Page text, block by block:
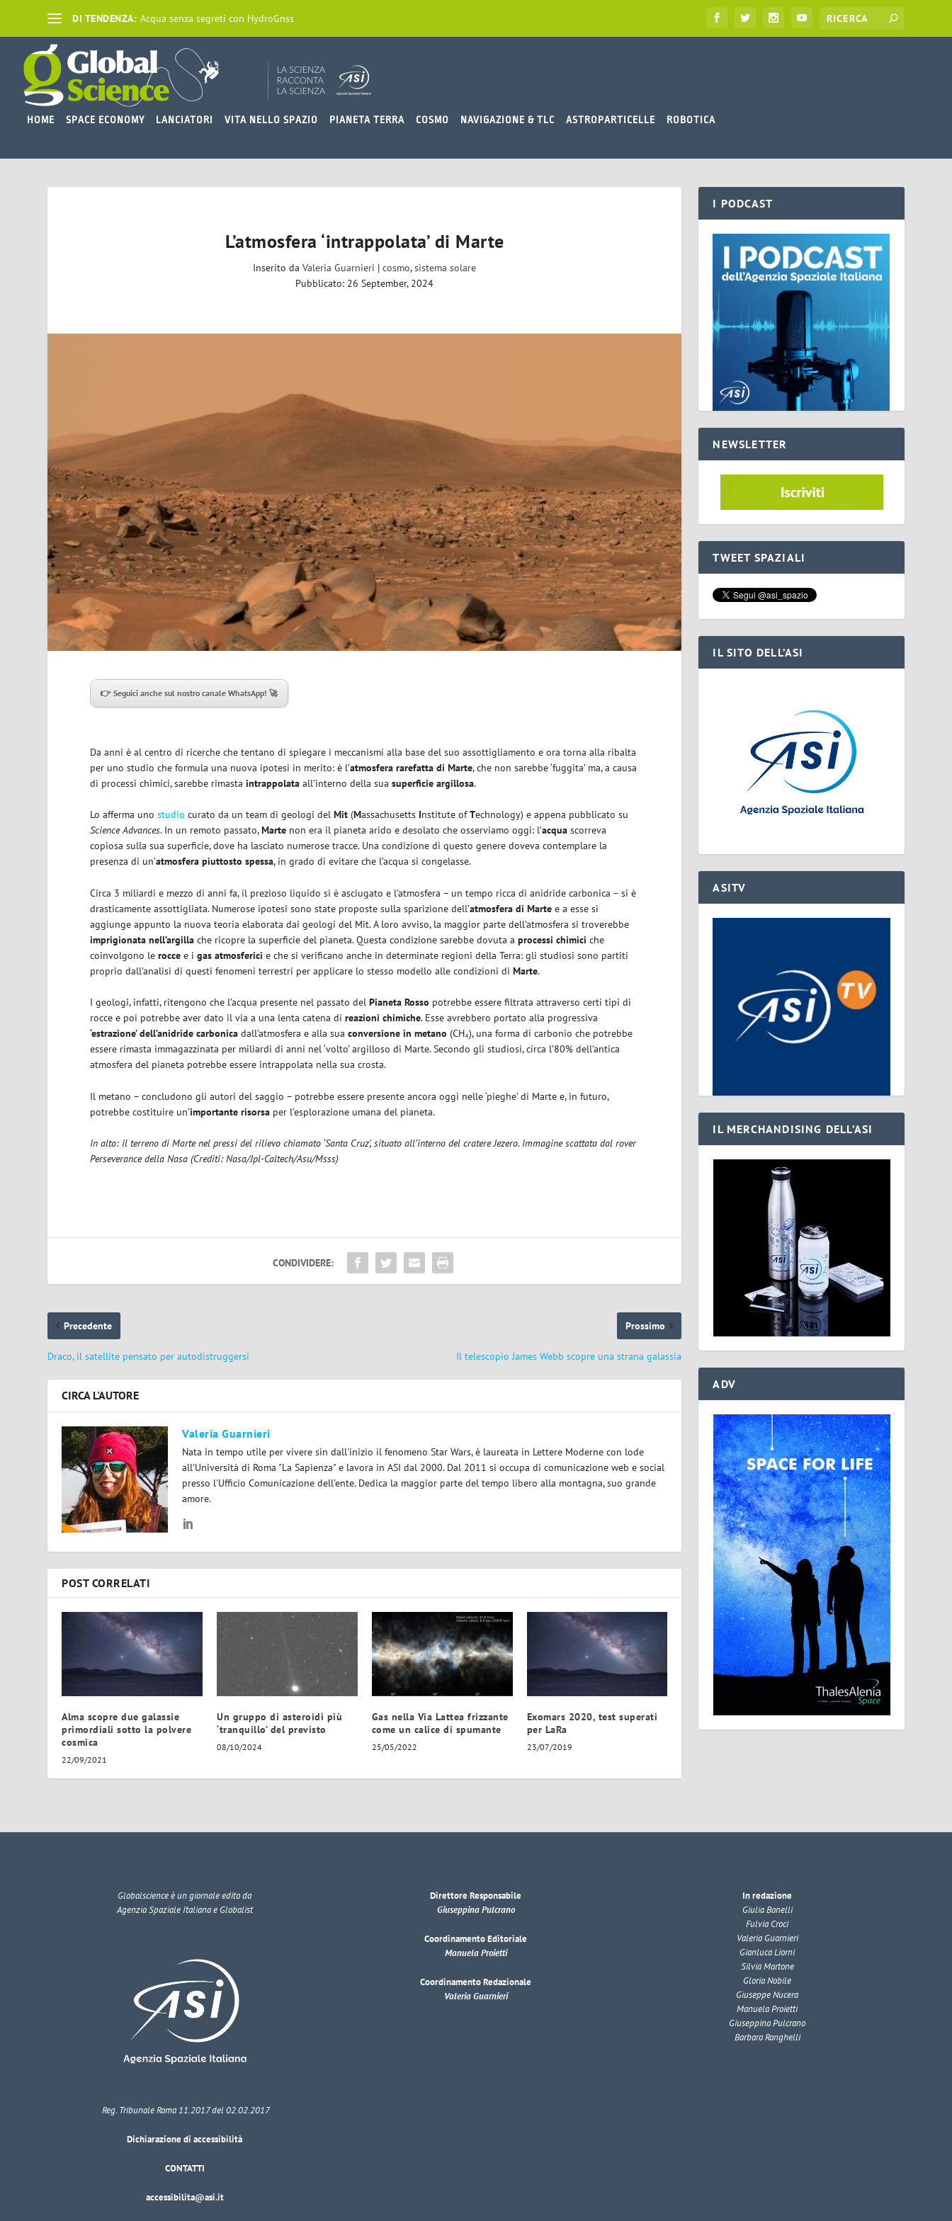
DI TENDENZA: Acqua senza segreti con HydroGnss
HOME SPACE ECONOMY LANCIATORI VITA NELLO SPAZIO PIANETA TERRA COSMO NAVIGAZIONE & TLC ASTROPARTICELLE ROBOTICA
L’atmosfera ‘intrappolata’ di Marte
Inserito daValeria Guarnieri |cosmo,sistema solare
Pubblicato: 26 September, 2024
👉 Seguici anche sul nostro canale WhatsApp! 🚀
Da anni è al centro di ricerche che tentano di spiegare i meccanismi alla base del suo assottigliamento e ora torna alla ribalta
per uno studio che formula una nuova ipotesi in merito: è l’atmosfera rarefatta di Marte, che non sarebbe ‘fuggita’ ma, a causa
di processi chimici, sarebbe rimastaintrappolata all’interno della sua superficie argillosa.
Lo afferma unostudio curato da un team di geologi delMit (Massachusetts Institute ofTechnology) e appena pubblicato su
Science Advances. In un remoto passato,Marte non era il pianeta arido e desolato che osserviamo oggi: l’acqua scorreva
copiosa sulla sua superficie, dove ha lasciato numerose tracce. Una condizione di questo genere doveva contemplare la
presenza di un’atmosfera piuttosto spessa, in grado di evitare che l’acqua si congelasse.
Circa 3 miliardi e mezzo di anni fa, il prezioso liquido si è asciugato e l’atmosfera – un tempo ricca di anidride carbonica – si è
drasticamente assottigliata. Numerose ipotesi sono state proposte sulla sparizione dell’atmosfera di Marte e a esse si
aggiunge appunto la nuova teoria elaborata dai geologi del Mit. A loro avviso, la maggior parte dell’atmosfera si troverebbe
imprigionata nell’argilla che ricopre la superficie del pianeta. Questa condizione sarebbe dovuta aprocessi chimici che
coinvolgono lerocce e igas atmosferici e che si verificano anche in determinate regioni della Terra: gli studiosi sono partiti
proprio dall’analisi di questi fenomeni terrestri per applicare lo stesso modello alle condizioni di Marte.
I geologi, infatti, ritengono che l’acqua presente nel passato delPianeta Rosso potrebbe essere filtrata attraverso certi tipi di
rocce e poi potrebbe aver dato il via a una lenta catena direazioni chimiche. Esse avrebbero portato alla progressiva
‘estrazione’ dell’anidride carbonica dall’atmosfera e alla suaconversione in metano (CH₄), una forma di carbonio che potrebbe
essere rimasta immagazzinata per miliardi di anni nel ‘volto’ argilloso di Marte. Secondo gli studiosi, circa l’80% dell’antica
atmosfera del pianeta potrebbe essere intrappolata nella sua crosta.
Il metano – concludono gli autori del saggio – potrebbe essere presente ancora oggi nelle ‘pieghe’ di Marte e, in futuro,
potrebbe costituire un’importante risorsa per l’esplorazione umana del pianeta.
In alto: il terreno di Marte nel pressi del rilievo chiamato ‘Santa Cruz’, situato all’interno del cratere Jezero. Immagine scattata dal rover
Perseverance della Nasa (Crediti: Nasa/Jpl-Caltech/Asu/Msss)
CONDIVIDERE:
Precedente
Draco, il satellite pensato per autodistruggersi
Prossimo
Il telescopio James Webb scopre una strana galassia
CIRCA L'AUTORE
Valeria Guarnieri
Nata in tempo utile per vivere sin dall'inizio il fenomeno Star Wars, è laureata in Lettere Moderne con lode
all'Università di Roma "La Sapienza" e lavora in ASI dal 2000. Dal 2011 si occupa di comunicazione web e social
presso l'Ufficio Comunicazione dell'ente. Dedica la maggior parte del tempo libero alla montagna, suo grande
amore.
POST CORRELATI
Alma scopre due galassie
primordiali sotto la polvere
cosmica
22/09/2021
Un gruppo di asteroidi più
‘tranquillo’ del previsto
08/10/2024
Gas nella Via Lattea frizzante
come un calice di spumante
25/05/2022
Exomars 2020, test superati
per LaRa
23/07/2019
I PODCAST
NEWSLETTER
TWEET SPAZIALI
IL SITO DELL’ASI
ASITV
IL MERCHANDISING DELL’ASI
ADV
Globalscienceè un giornale edito da
Agenzia Spaziale Italiana e Globalist
Reg. Tribunale Roma 11.2017 del 02.02.2017
Dichiarazione di accessibilità
CONTATTI
accessibilita@asi.it
Direttore Responsabile
Giuseppina Pulcrano
Coordinamento Editoriale
Manuela Proietti
Coordinamento Redazionale
Valeria Guarnieri
In redazione
Giulia Bonelli
Fulvia Croci
Valeria Guarnieri
Gianluca Liorni
Silvia Martone
Gloria Nobile
Giuseppe Nucera
Manuela Proietti
Giuseppina Pulcrano
Barbara Ranghelli